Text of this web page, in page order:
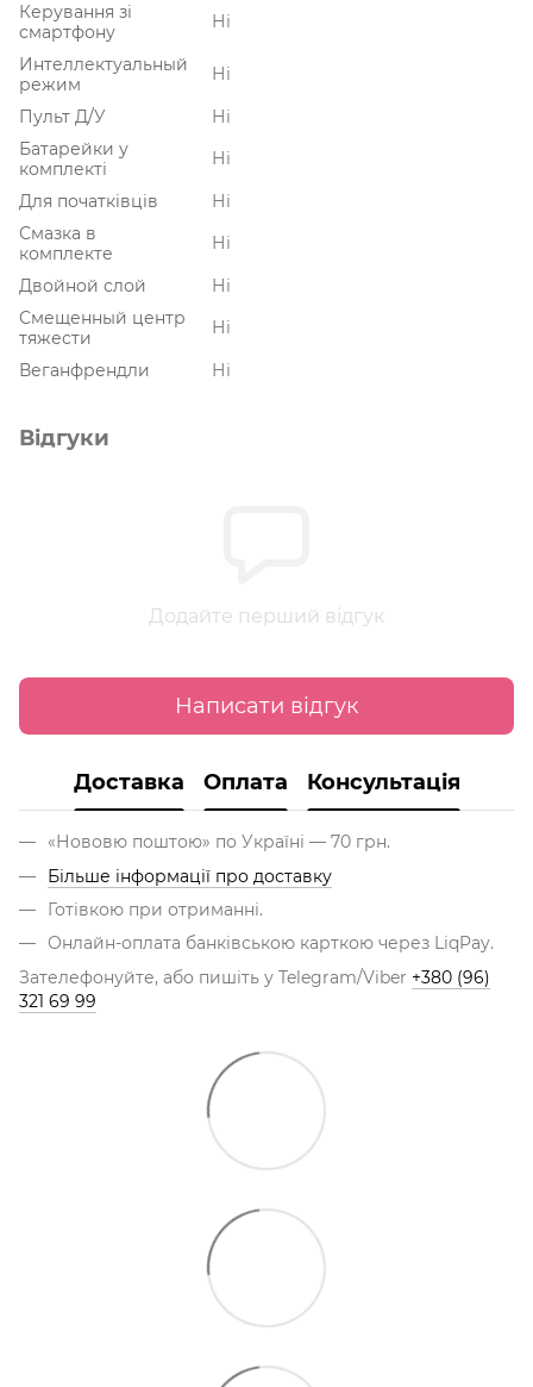
Керування зі
смартфону
Ні
Интеллектуальный
режим
Ні
Пульт Д/У
Ні
Батарейки у
комплекті
Ні
Для початківців
Ні
Смазка в
комплекте
Ні
Двойной слой
Ні
Смещенный центр
тяжести
Ні
Веганфрендли
Ні
Відгуки
Додайте перший відгук
Написати відгук
Доставка Оплата Консультація
«Нововю поштою» по Україні — 70 грн.
Більше інформації про доставку
Готівкою при отриманні.
Онлайн-оплата банківською карткою через LiqPay.
Зателефонуйте, або пишіть у Telegram/Viber +380 (96)
321 69 99